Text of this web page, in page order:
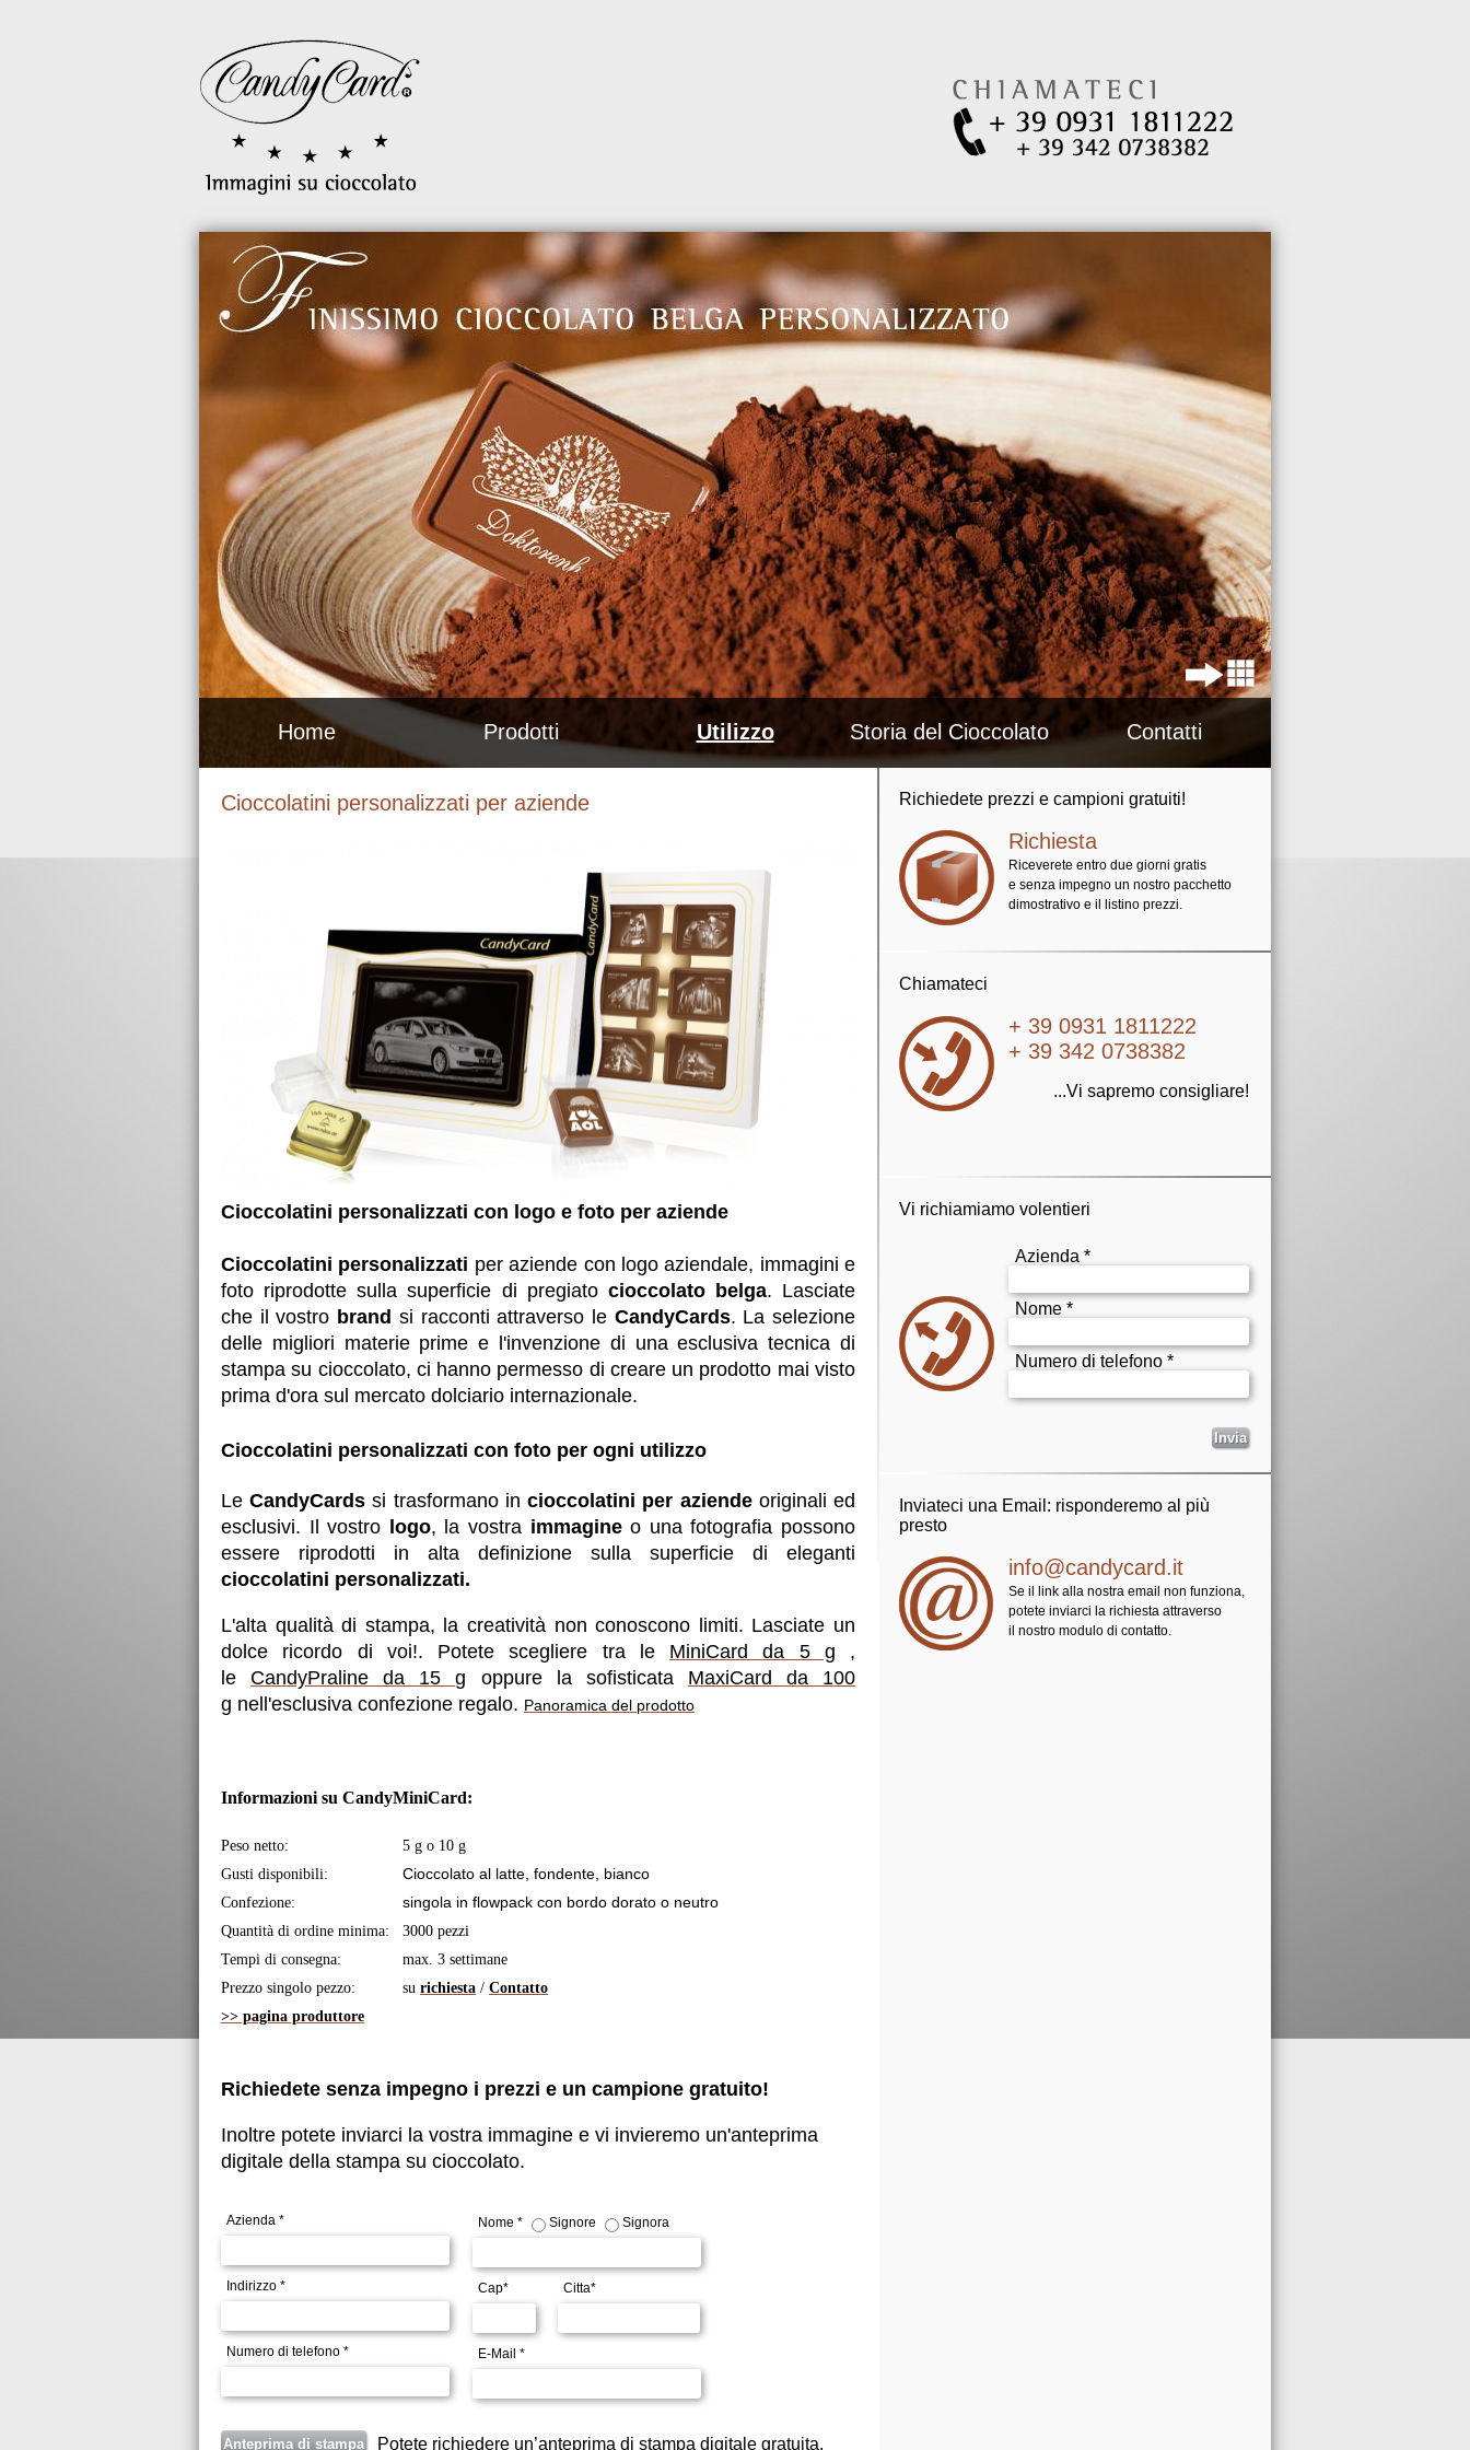
Home Prodotti Utilizzo Storia del Cioccolato Contatti
Cioccolatini personalizzati per aziende
Cioccolatini personalizzati con logo e foto per aziende
Cioccolatini personalizzati per aziende con logo aziendale, immagini e
foto riprodotte sulla superficie di pregiato cioccolato belga. Lasciate
che il vostro brand si racconti attraverso le CandyCards. La selezione
delle migliori materie prime e l'invenzione di una esclusiva tecnica di
stampa su cioccolato, ci hanno permesso di creare un prodotto mai visto
prima d'ora sul mercato dolciario internazionale.
Cioccolatini personalizzati con foto per ogni utilizzo
LeCandyCards si trasformano incioccolatini per aziendeoriginali ed
esclusivi. Il vostro
logo, la vostra immagineo una fotografia possono
essere riprodotti in alta definizione sulla superficie di eleganti
cioccolatini personalizzati.
L'alta qualità di stampa, la creatività non conoscono limiti. Lasciate un
dolce ricordo di voi!. Potete scegliere tra le MiniCard da 5 g ,
le CandyPraline da 15 g oppure la sofisticata MaxiCard da 100
g nell'esclusiva confezione regalo. Panoramica del prodotto
Informazioni su CandyMiniCard:
Peso netto:
5 g o 10 g
Gusti disponibili:
Cioccolato al latte, fondente, bianco
Confezione: singola in flowpack con bordo dorato o neutro
Quantità di ordine minima:
3000 pezzi
Tempi di consegna:
max. 3 settimane
Prezzo singolo pezzo:
su richiesta / Contatto
>> pagina produttore
Richiedete senza impegno i prezzi e un campione gratuito!
Inoltre potete inviarci la vostra immagine e vi invieremo un'anteprima
digitale della stampa su cioccolato.
Azienda *
Indirizzo *
Numero di telefono *
Nome * Signore Signora
Cap* Citta*
E-Mail *
Potete richiedere un’anteprima di stampa digitale gratuita.
Richiedete prezzi e campioni gratuiti!
Richiesta
Riceverete entro due giorni gratis
e senza impegno un nostro pacchetto
dimostrativo e il listino prezzi.
Chiamateci
+ 39 0931 1811222
+ 39 342 0738382
...Vi sapremo consigliare!
Vi richiamiamo volentieri
Azienda *
Nome *
Numero di telefono *
Inviateci una Email: risponderemo al più
presto
info@candycard.it
Se il link alla nostra email non funziona,
potete inviarci la richiesta attraverso
il nostro modulo di contatto.